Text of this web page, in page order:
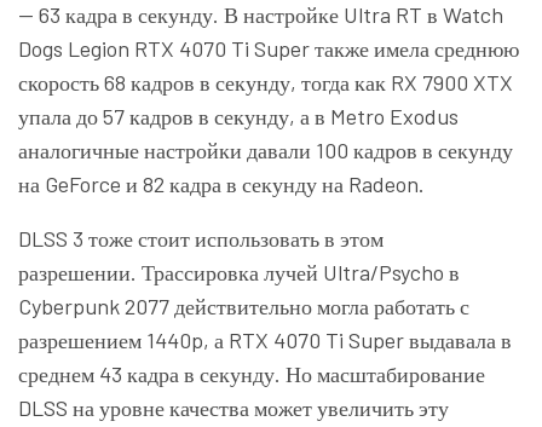
— 63 кадра в секунду. В настройке Ultra RT в Watch
Dogs Legion RTX 4070 Ti Super также имела среднюю
скорость 68 кадров в секунду, тогда как RX 7900 XTX
упала до 57 кадров в секунду, а в Metro Exodus
аналогичные настройки давали 100 кадров в секунду
на GeForce и 82 кадра в секунду на Radeon.
DLSS 3 тоже стоит использовать в этом
разрешении. Трассировка лучей Ultra/Psycho в
Cyberpunk 2077 действительно могла работать с
разрешением 1440p, а RTX 4070 Ti Super выдавала в
среднем 43 кадра в секунду. Но масштабирование
DLSS на уровне качества может увеличить эту